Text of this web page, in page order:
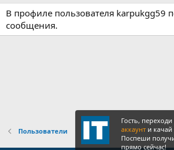
В профиле пользователя karpukgg59
сообщения.
Пользователи
Гость,
аккаунт и
Поспеши
прямо сейчас!